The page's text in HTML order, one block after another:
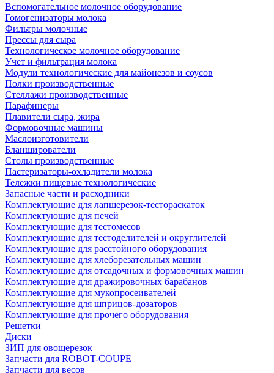
Вспомогательное молочное оборудование
Гомогенизаторы молока
Фильтры молочные
Прессы для сыра
Технологическое молочное оборудование
Учет и фильтрация молока
Модули технологические для майонезов и соусов
Полки производственные
Стеллажи производственные
Парафинеры
Плавители сыра, жира
Формовочные машины
Маслоизготовители
Бланширователи
Столы производственные
Пастеризаторы-охладители молока
Тележки пищевые технологические
Запасные части и расходники
Комплектующие для лапшерезок-тестораскаток
Комплектующие для печей
Комплектующие для тестомесов
Комплектующие для тестоделителей и округлителей
Комплектующие для расстойного оборудования
Комплектующие для хлеборезательных машин
Комплектующие для отсадочных и формовочных машин
Комплектующие для дражировочных барабанов
Комплектующие для мукопросеивателей
Комплектующие для шприцов-дозаторов
Комплектующие для прочего оборудования
Решетки
Диски
ЗИП для овощерезок
Запчасти для ROBOT-COUPE
Запчасти для весов